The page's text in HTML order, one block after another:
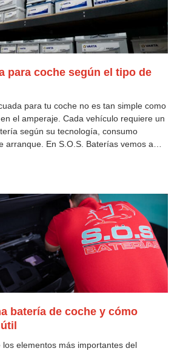
para coche según el tipo de
para tu coche no es tan simple como
el amperaje. Cada vehículo requiere un
según su tecnología, consumo
arranque. En S.O.S. Baterías vemos a
batería de coche y cómo
elementos más importantes del